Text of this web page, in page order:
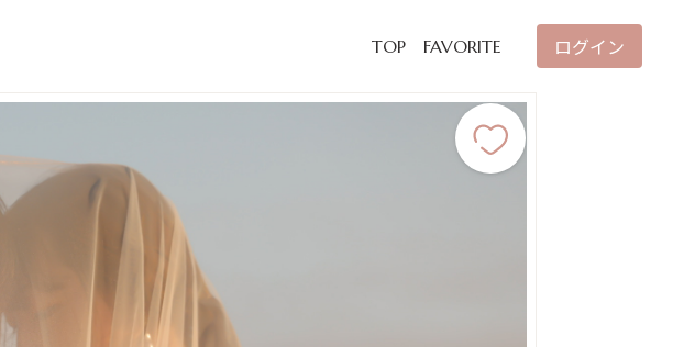
TOP FAVORITE ログイン